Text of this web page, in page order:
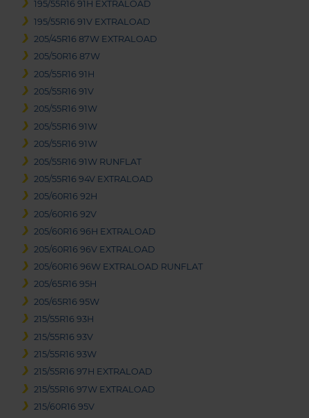
195/55R16 91H EXTRALOAD
195/55R16 91V EXTRALOAD
205/45R16 87W EXTRALOAD
205/50R16 87W
205/55R16 91H
205/55R16 91V
205/55R16 91W
205/55R16 91W
205/55R16 91W
205/55R16 91W RUNFLAT
205/55R16 94V EXTRALOAD
205/60R16 92H
205/60R16 92V
205/60R16 96H EXTRALOAD
205/60R16 96V EXTRALOAD
205/60R16 96W EXTRALOAD RUNFLAT
205/65R16 95H
205/65R16 95W
215/55R16 93H
215/55R16 93V
215/55R16 93W
215/55R16 97H EXTRALOAD
215/55R16 97W EXTRALOAD
215/60R16 95V